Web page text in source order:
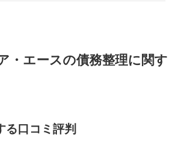
・エースの債務整理に関す
る口コミ評判